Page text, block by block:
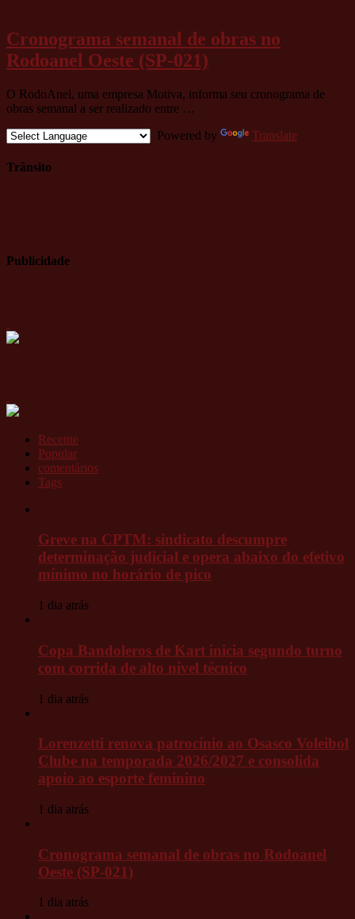
Cronograma semanal de obras no
Rodoanel Oeste (SP-021)
O RodoAnel, uma empresa Motiva, informa seu cronograma de
obras semanal a ser realizado entre …
Powered by
Translate
Trânsito
Publicidade
Recente
Popular
comentários
Tags
Greve na CPTM: sindicato descumpre
determinação judicial e opera abaixo do efetivo
mínimo no horário de pico
1 dia atrás
Copa Bandoleros de Kart inicia segundo turno
com corrida de alto nível técnico
1 dia atrás
Lorenzetti renova patrocínio ao Osasco Voleibol
Clube na temporada 2026/2027 e consolida
apoio ao esporte feminino
1 dia atrás
Cronograma semanal de obras no Rodoanel
Oeste (SP-021)
1 dia atrás